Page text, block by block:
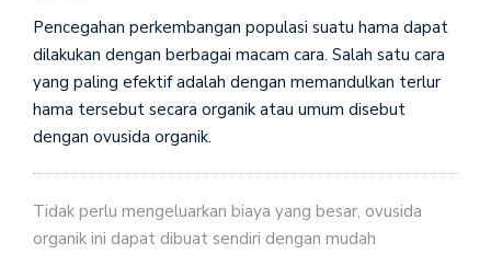
Pencegahan perkembangan populasi suatu hama dapat
dilakukan dengan berbagai macam cara. Salah satu cara
yang paling efektif adalah dengan memandulkan terlur
hama tersebut secara organik atau umum disebut
dengan ovusida organik.
Tidak perlu mengeluarkan biaya yang besar, ovusida
organik ini dapat dibuat sendiri dengan mudah